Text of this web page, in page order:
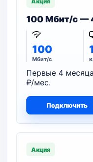
100 Мбит/с —
100
Мбит/с
Первые 4
₽/мес.
Подключить
Акция